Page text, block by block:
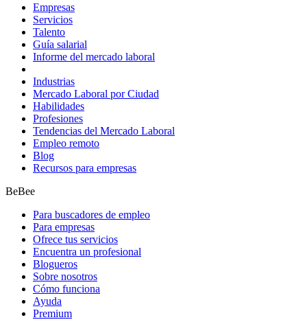
Empresas
Servicios
Talento
Guía salarial
Informe del mercado laboral
Industrias
Mercado Laboral por Ciudad
Habilidades
Profesiones
Tendencias del Mercado Laboral
Empleo remoto
Blog
Recursos para empresas
BeBee
Para buscadores de empleo
Para empresas
Ofrece tus servicios
Encuentra un profesional
Blogueros
Sobre nosotros
Cómo funciona
Ayuda
Premium